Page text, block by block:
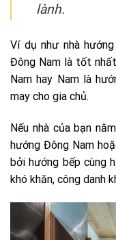
lành.
Ví dụ như nhà
Đông Nam là tốt
Nam hay Nam là
may cho gia chủ.
Nếu nhà của bạn
hướng Đông Nam
bởi hướng bếp cùng
khó khăn, công danh